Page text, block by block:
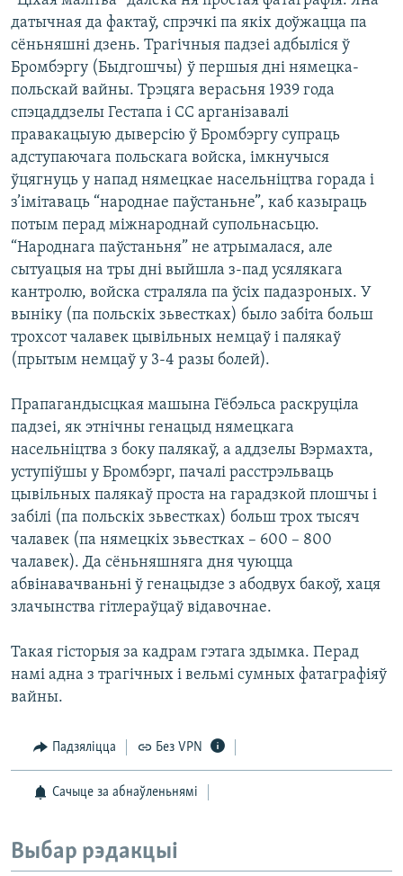
датычная да фактаў, спрэчкі па якіх доўжацца па
сёньняшні дзень. Трагічныя падзеі адбыліся ў
Бромбэргу (Быдгошчы) ў першыя дні нямецка-
польскай вайны. Трэцяга верасьня 1939 года
спэцаддзелы Гестапа і СС арганізавалі
правакацыую дыверсію ў Бромбэргу супраць
адступаючага польскага войска, імкнучыся
ўцягнуць у напад нямецкае насельніцтва горада і
з’імітаваць “народнае паўстаньне”, каб казыраць
потым перад міжнароднай супольнасьцю.
“Народнага паўстаньня” не атрымалася, але
сытуацыя на тры дні выйшла з-пад усялякага
кантролю, войска страляла па ўсіх падазроных. У
выніку (па польскіх зьвестках) было забіта больш
трохсот чалавек цывільных немцаў і палякаў
(прытым немцаў у 3-4 разы болей).
Прапагандысцкая машына Гёбэльса раскруціла
падзеі, як этнічны генацыд нямецкага
насельніцтва з боку палякаў, а аддзелы Вэрмахта,
уступіўшы у Бромбэрг, пачалі расстрэльваць
цывільных палякаў проста на гарадзкой плошчы і
забілі (па польскіх зьвестках) больш трох тысяч
чалавек (па нямецкіх зьвестках – 600 – 800
чалавек). Да сёньняшняга дня чуюцца
абвінавачваньні ў генацыдзе з абодвух бакоў, хаця
злачынства гітлераўцаў відавочнае.
Такая гісторыя за кадрам гэтага здымка. Перад
намі адна з трагічных і вельмі сумных фатаграфіяў
вайны.
Падзяліцца Без VPN
Сачыце за абнаўленьнямі
Выбар рэдакцыі